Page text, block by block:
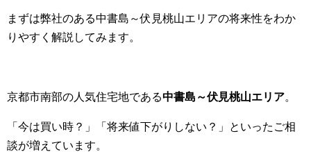
まずは弊社のある中書島～伏見桃山エリアの将来性をわか
りやすく解説してみます。
京都市南部の人気住宅地である中書島～伏見桃山エリア。
「今は買い時？」「将来値下がりしない？」といったご相
談が増えています。